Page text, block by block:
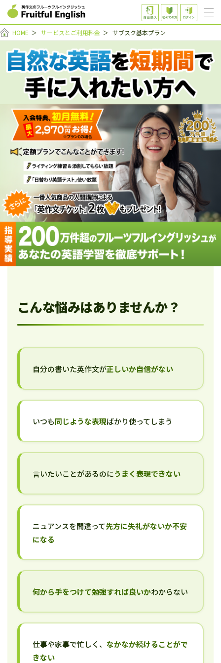
HOME ＞ サービスとご利用料金 ＞ サブスク基本プラン
こんな悩みはありませんか？
自分の書いた英作文が正しいか自信がない
いつも同じような表現ばかり使ってしまう
言いたいことがあるのにうまく表現できない
ニュアンスを間違って先方に失礼がないか不安
になる
何から手をつけて勉強すれば良いかわからない
仕事や家事で忙しく、 なかなか続けることがで
きない